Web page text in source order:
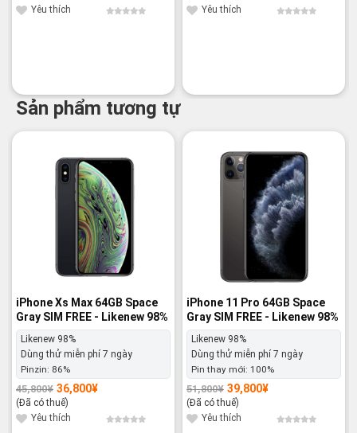
Yêu thích
Yêu thích
Sản phẩm tương tự
iPhone Xs Max 64GB Space
Gray SIM FREE - Likenew 98%
Likenew 98%
Dùng thử miễn phí 7 ngày
Pinzin: 86%
45,800¥
Giá
gốc
là:
45,800¥.
36,800¥
Giá
hiện
tại
là:
36,800¥.
(Đã có thuế)
Yêu thích
-23%
iPhone 11 Pro 64GB Space
Gray SIM FREE - Likenew 98%
Likenew 98%
Dùng thử miễn phí 7 ngày
Pin thay mới: 100%
51,800¥
Giá
gốc
là:
51,800¥.
39,800¥
Giá
hiện
tại
là:
39,800¥.
(Đã có thuế)
Yêu thích